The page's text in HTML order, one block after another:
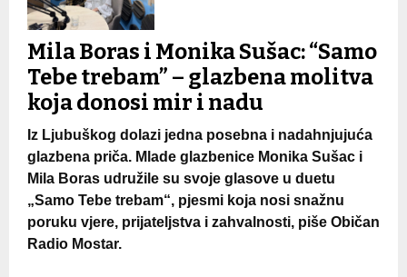
Mila Boras i Monika Sušac: “Samo
Tebe trebam” – glazbena molitva
koja donosi mir i nadu
Iz Ljubuškog dolazi jedna posebna i nadahnjujuća
glazbena priča. Mlade glazbenice Monika Sušac i
Mila Boras udružile su svoje glasove u duetu
„Samo Tebe trebam“, pjesmi koja nosi snažnu
poruku vjere, prijateljstva i zahvalnosti, piše Običan
Radio Mostar.